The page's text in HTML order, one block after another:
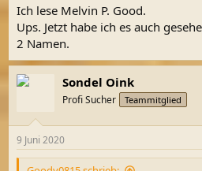
6/1/2002 - 9/30/2002, documenting
Record Group 64
Du musst registriert sein, um Links
bitte hier
.
You searched for: ARMY SERIAL
18046876; NAME contains all values
You found0 partial recordsout of
Ich lese Melvin P. Good.
Ups. Jetzt habe ich es auch
2 Namen.
Sondel Oink
Profi Sucher Teammitglied
9 Juni 2020